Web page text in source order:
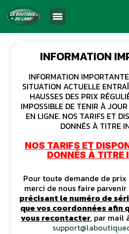
INFORMATION
INFORMATION
SITUATION ACTUELLE
HAUSSES DES PRIX
IMPOSSIBLE DE TENIR À
EN LIGNE. NOS TARIFS ET
DONNÉS À TITRE
NOS TARIFS ET
DONNÉS À TITRE
Pour toute demande de
merci de nous faire
précisant le numéro de
que vos coordonnées afin
vous recontacter, par mail